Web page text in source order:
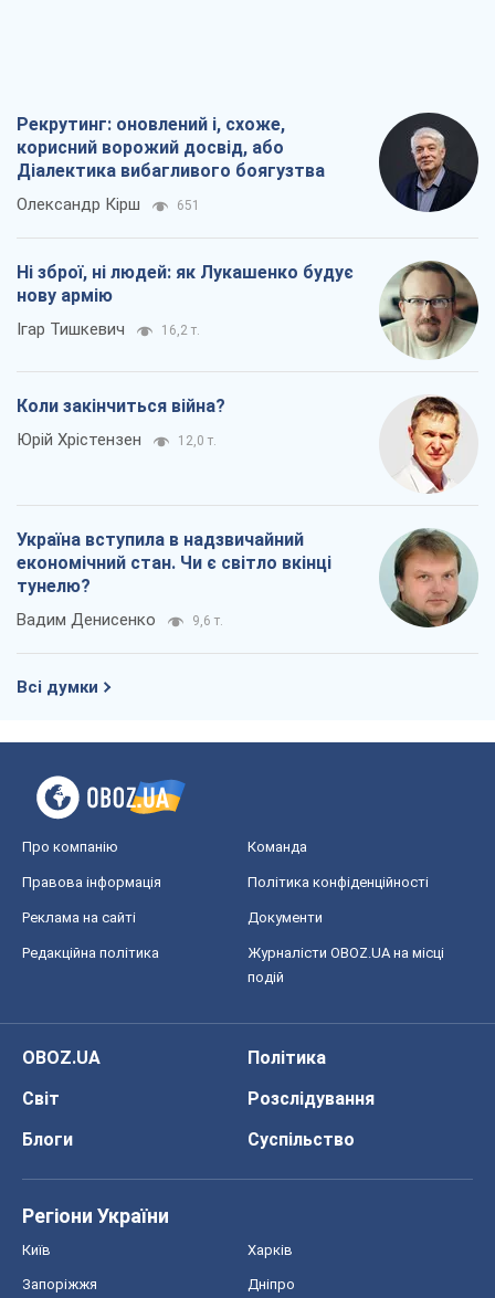
Рекрутинг: оновлений і, схоже,
корисний ворожий досвід, або
Діалектика вибагливого боягузтва
Олександр Кірш 651
Ні зброї, ні людей: як Лукашенко будує
нову армію
Ігар Тишкевич 16,2 т.
Коли закінчиться війна?
Юрій Хрістензен 12,0 т.
Україна вступила в надзвичайний
економічний стан. Чи є світло вкінці
тунелю?
Вадим Денисенко 9,6 т.
Всі думки
Про компанію Команда
Правова інформація Політика конфіденційності
Реклама на сайті Документи
Редакційна політика
Журналісти OBOZ.UA на місці
подій
OBOZ.UA
Політика
Світ
Розслідування
Блоги
Суспільство
Регіони України
Київ Харків
Запоріжжя Дніпро